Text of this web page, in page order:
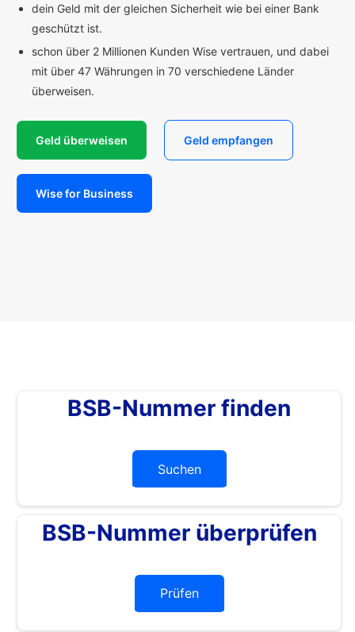
dein Geld mit der gleichen Sicherheit wie bei einer Bank
geschützt ist.
schon über 2 Millionen Kunden Wise vertrauen, und dabei
mit über 47 Währungen in 70 verschiedene Länder
überweisen.
Geld überweisen Geld empfangen
Wise for Business
BSB-Nummer finden
Suchen
BSB-Nummer überprüfen
Prüfen